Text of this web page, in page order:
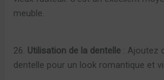
meuble.
26. Utilisation de la dentelle : Ajoutez
dentelle pour un look romantique et